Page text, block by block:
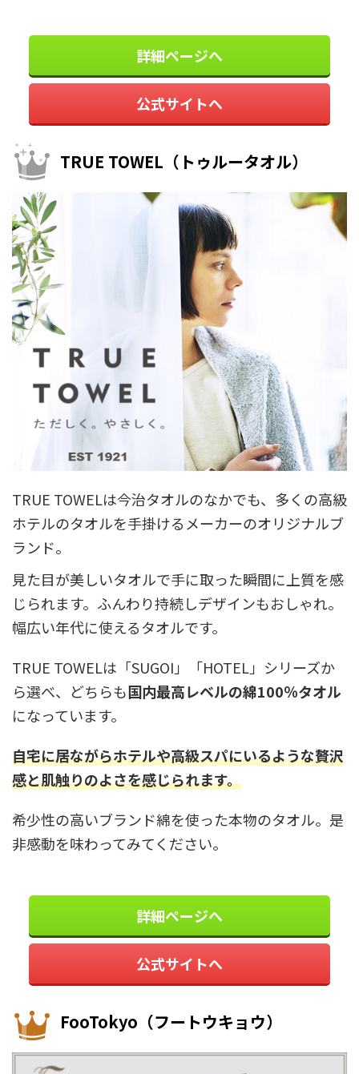
詳細ページへ
公式サイトへ
TRUE TOWEL（トゥルータオル）
TRUE TOWELは今治タオルのなかでも、多くの高級
ホテルのタオルを手掛けるメーカーのオリジナルブ
ランド。
見た目が美しいタオルで手に取った瞬間に上質を感
じられます。ふんわり持続しデザインもおしゃれ。
幅広い年代に使えるタオルです。
TRUE TOWELは「SUGOI」「HOTEL」シリーズか
ら選べ、どちらも国内最高レベルの綿100％タオル
になっています。
自宅に居ながらホテルや高級スパにいるような贅沢
感と肌触りのよさを感じられます。
希少性の高いブランド綿を使った本物のタオル。是
非感動を味わってみてください。
詳細ページへ
公式サイトへ
FooTokyo（フートウキョウ）